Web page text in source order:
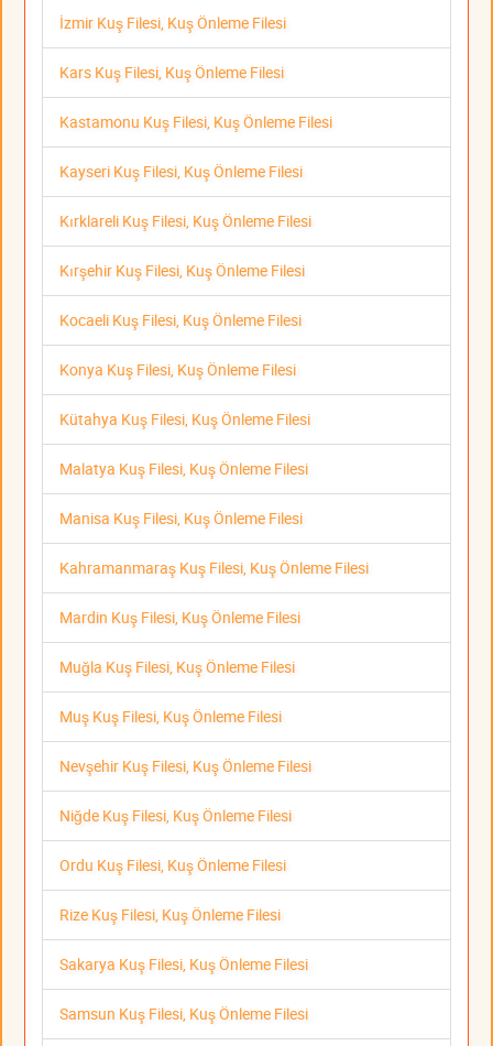
İzmir Kuş Filesi, Kuş Önleme Filesi
Kars Kuş Filesi, Kuş Önleme Filesi
Kastamonu Kuş Filesi, Kuş Önleme Filesi
Kayseri Kuş Filesi, Kuş Önleme Filesi
Kırklareli Kuş Filesi, Kuş Önleme Filesi
Kırşehir Kuş Filesi, Kuş Önleme Filesi
Kocaeli Kuş Filesi, Kuş Önleme Filesi
Konya Kuş Filesi, Kuş Önleme Filesi
Kütahya Kuş Filesi, Kuş Önleme Filesi
Malatya Kuş Filesi, Kuş Önleme Filesi
Manisa Kuş Filesi, Kuş Önleme Filesi
Kahramanmaraş Kuş Filesi, Kuş Önleme Filesi
Mardin Kuş Filesi, Kuş Önleme Filesi
Muğla Kuş Filesi, Kuş Önleme Filesi
Muş Kuş Filesi, Kuş Önleme Filesi
Nevşehir Kuş Filesi, Kuş Önleme Filesi
Niğde Kuş Filesi, Kuş Önleme Filesi
Ordu Kuş Filesi, Kuş Önleme Filesi
Rize Kuş Filesi, Kuş Önleme Filesi
Sakarya Kuş Filesi, Kuş Önleme Filesi
Samsun Kuş Filesi, Kuş Önleme Filesi